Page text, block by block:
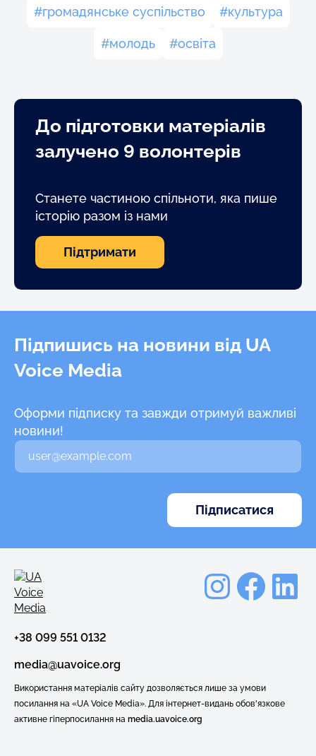
громадянське суспільство культура
молодь освіта
До підготовки матеріалів
залучено 9 волонтерів
Станете частиною спільноти, яка пише
історію разом із нами
Підтримати
Підпишись на новини від UA
Voice Media
Оформи підписку та завжди отримуй важливі
новини!
В
ш
+38 099 551 0132
media@uavoice.org
Використання матеріалів сайту дозволяється лише за умови
посилання на «UA Voice Media». Для інтернет-видань обов'язкове
активне гіперпосилання на media.uavoice.org